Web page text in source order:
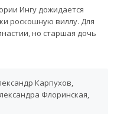
Ингу дожидается
роскошную виллу. Для
но старшая дочь
Карпухов,
Флоринская,